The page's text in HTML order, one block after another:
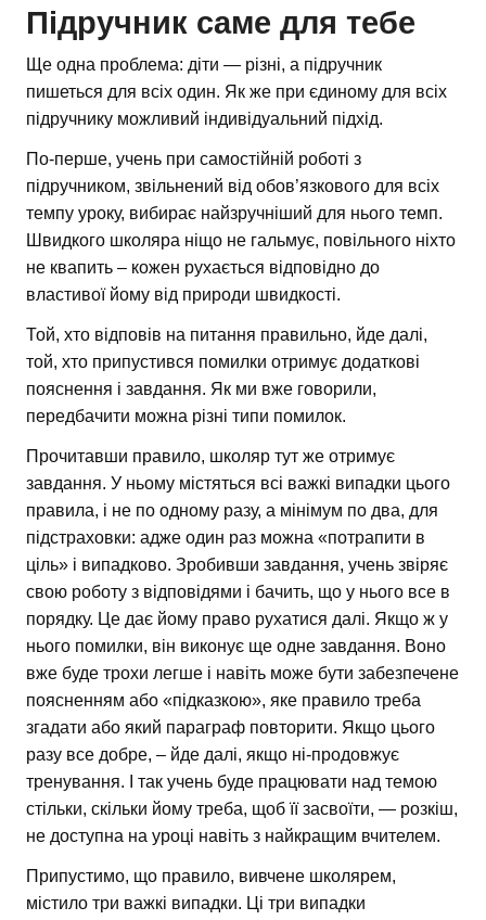
Підручник саме для тебе
Ще одна проблема: діти — різні, а підручник
пишеться для всіх один. Як же при єдиному для всіх
підручнику можливий індивідуальний підхід.
По-перше, учень при самостійній роботі з
підручником, звільнений від обов’язкового для всіх
темпу уроку, вибирає найзручніший для нього темп.
Швидкого школяра ніщо не гальмує, повільного ніхто
не квапить – кожен рухається відповідно до
властивої йому від природи швидкості.
Той, хто відповів на питання правильно, йде далі,
той, хто припустився помилки отримує додаткові
пояснення і завдання. Як ми вже говорили,
передбачити можна різні типи помилок.
Прочитавши правило, школяр тут же отримує
завдання. У ньому містяться всі важкі випадки цього
правила, і не по одному разу, а мінімум по два, для
підстраховки: адже один раз можна «потрапити в
ціль» і випадково. Зробивши завдання, учень звіряє
свою роботу з відповідями і бачить, що у нього все в
порядку. Це дає йому право рухатися далі. Якщо ж у
нього помилки, він виконує ще одне завдання. Воно
вже буде трохи легше і навіть може бути забезпечене
поясненням або «підказкою», яке правило треба
згадати або який параграф повторити. Якщо цього
разу все добре, – йде далі, якщо ні-продовжує
тренування. І так учень буде працювати над темою
стільки, скільки йому треба, щоб її засвоїти, — розкіш,
не доступна на уроці навіть з найкращим вчителем.
Припустимо, що правило, вивчене школярем,
містило три важкі випадки. Ці три випадки